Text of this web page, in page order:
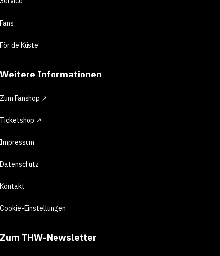
Fans
För de Küste
Weitere Informationen
Zum Fanshop ↗
Ticketshop ↗
Impressum
Datenschutz
Kontakt
Cookie-Einstellungen
Zum THW-Newsletter